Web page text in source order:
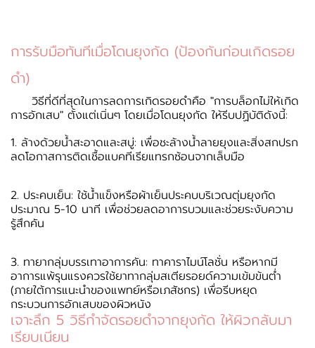
การรับมือทันทีเมื่อโดนยุงกัด (ป้องกันก่อนเกิดรอย
ดำ)
วิธีที่ดีที่สุดในการลดการเกิดรอยดำคือ "การบล็อกไม่ให้เกิด
การอักเสบ" ตั้งแต่เนิ่นๆ โดยเมื่อโดนยุงกัด ให้รีบปฏิบัติดังนี้:
1. ล้างด้วยน้ำสะอาดและสบู่: เพื่อชะล้างน้ำลายยุงและสิ่งสกปรก
ลดโอกาสการติดเชื้อแบคทีเรียแทรกซ้อนจากเล็บมือ
2. ประคบเย็น: ใช้น้ำแข็งหรือผ้าเย็นประคบบริเวณตุ่มยุงกัด
ประมาณ 5-10 นาที เพื่อช่วยลดอาการบวมและช่วยระงับความ
รู้สึกคัน
3. ทายากลุ่มบรรเทาอาการคัน: ทาคาราไมน์โลชั่น หรือหากมี
อาการแพ้รุนแรงควรใช้ยาทากลุ่มสเตียรอยด์ความเข้มข้นต่ำ
(ภายใต้การแนะนำของแพทย์หรือเภสัชกร) เพื่อรีบหยุด
กระบวนการอักเสบของผิวหนัง
เจาะลึก 5 วิธีกำจัดรอยดำจากยุงกัด ให้ผิวกลับมา
เรียบเนียน